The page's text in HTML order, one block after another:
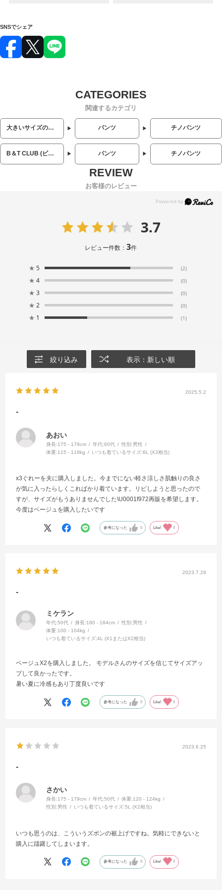
SNSでシェア
関連するカテゴリ
大きいサイズのメンズ服 パンツ チノパンツ
B＆T CLUB (ビーアンドティークラブ) パンツ チノパンツ
お客様のレビュー
3.7
レビュー件数：3件
★ 5 (2)
★ 4 (0)
★ 3 (0)
★ 2 (0)
★ 1 (1)
絞り込み 表示：新しい順
2025.5.2
-
あおい
身長:175 - 179cm 年代:60代 性別:男性
体重:115 - 119kg いつも着ているサイズ:6L (X3相当)
x3ぐれーを夫に購入しました。今までにない軽さ涼しさ肌触りの良さ
が気に入ったらしくこればかり着ています。リピしようと思ったので
すが、サイズがもうありませんでした\U0001f972再販を希望します。
今度はベージュを購入したいです
参考になった 0 Like! 0
2023.7.29
-
ミケラン
年代:50代 身長:180 - 184cm 性別:男性
体重:100 - 104kg
いつも着ているサイズ:4L (X1またはX2相当)
ベージュX2を購入しました。 モデルさんのサイズを信じてサイズアッ
プして良かったです。
暑い夏に冷感もあり丁度良いです
参考になった 0 Like! 0
2023.6.25
-
さかい
身長:175 - 179cm 年代:50代 体重:120 - 124kg
性別:男性 いつも着ているサイズ:5L (X2相当)
いつも思うのは、こういうズボンの裾上げですね。気軽にできないと
購入に躊躇してしまいます。
参考になった 0 Like! 0